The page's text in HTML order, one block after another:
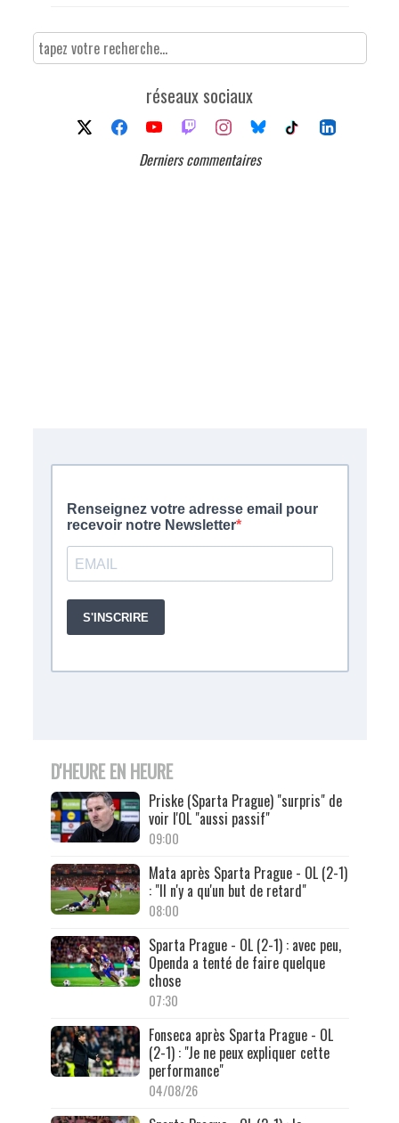
réseaux sociaux
Derniers commentaires
D'HEURE EN HEURE
Priske (Sparta Prague) "surpris" de
voir l'OL "aussi passif"
09:00
Mata après Sparta Prague - OL (2-1)
: "Il n'y a qu'un but de retard"
08:00
Sparta Prague - OL (2-1) : avec peu,
Openda a tenté de faire quelque
chose
07:30
Fonseca après Sparta Prague - OL
(2-1) : "Je ne peux expliquer cette
performance"
04/08/26